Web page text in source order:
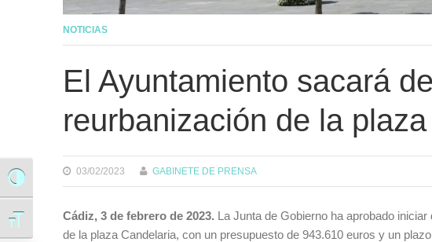
Alternar alto contraste
Alternar tamaño de letra
NOTICIAS
El Ayuntamiento sacará
reurbanización de la
03/02/2023 GABINETE DE PRENSA
Cádiz, 3 de febrero de 2023. La Junta de Gobierno ha aprobado
de la plaza Candelaria, con un presupuesto de 943.610 euros y un